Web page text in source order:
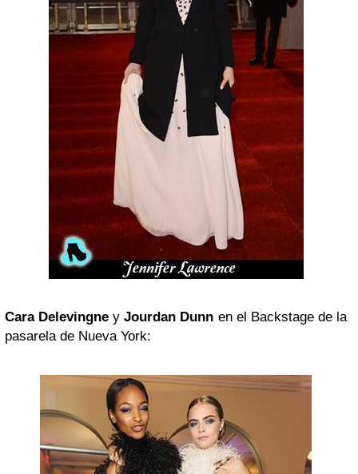
Cara Delevingne yJourdan Dunn en el Backstage de la
pasarela de Nueva York: